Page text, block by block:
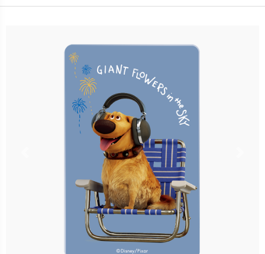
卡種：一卡通儲值卡-普通卡
說明：隨卡附可兌換《怪物彈
珠》遊戲內可使用的 限定版一卡
通「讚貼圖」序號！
更多銷售據點